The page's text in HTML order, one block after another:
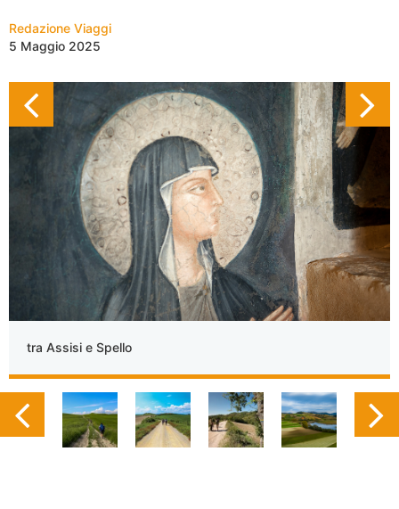
Redazione Viaggi
5 Maggio 2025
tra Assisi e Spello